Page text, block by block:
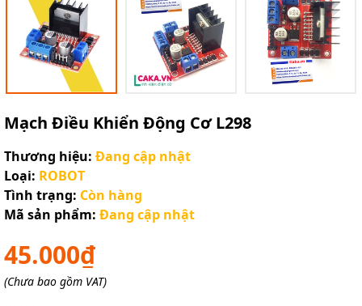
Mạch Điều Khiển Động Cơ L298
Thương hiệu: Đang cập nhật
Loại: ROBOT
Tình trạng: Còn hàng
Mã sản phẩm: Đang cập nhật
45.000₫
(Chưa bao gồm VAT)